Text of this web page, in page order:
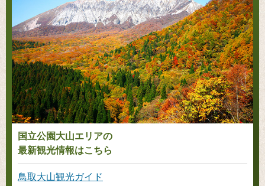
国立公園大山エリアの
最新観光情報はこちら
鳥取大山観光ガイド